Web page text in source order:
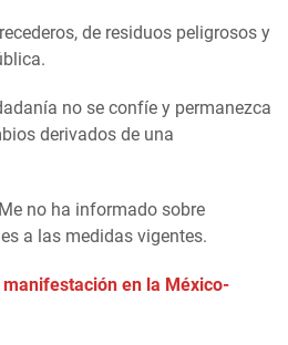
de residuos peligrosos y
no se confíe y permanezca
derivados de una
no ha informado sobre
a las medidas vigentes.
manifestación en la México-